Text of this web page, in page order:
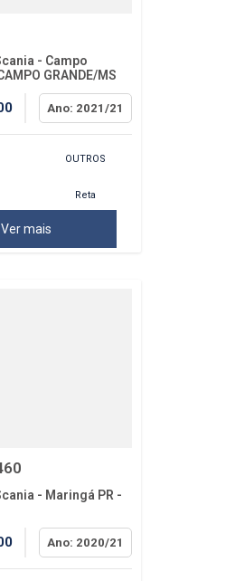
- Campo
GRANDE/MS
Ano: 2021/21
OUTROS
Reta
Ver mais
- Maringá PR -
Ano: 2020/21